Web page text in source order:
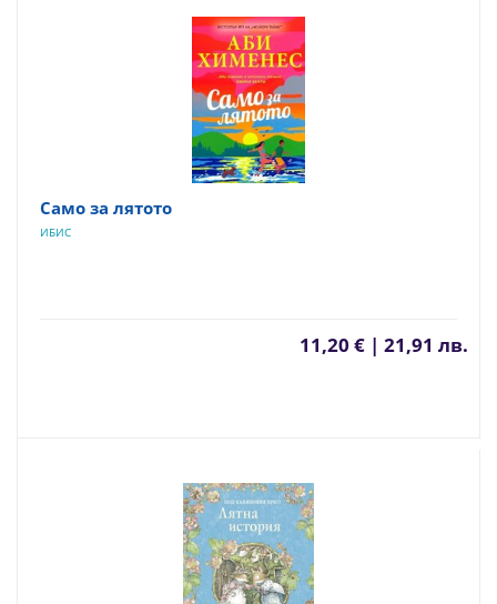
Само за лятото
ИБИС
11,20 € | 21,91 лв.